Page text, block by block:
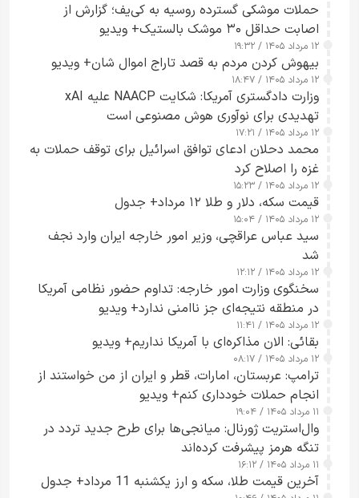
حملات موشکی گسترده روسیه به کی‌یف؛ گزارش از
اصابت حداقل ۳۰ موشک بالستیک+ ویدیو
۱۲ مرداد ۱۴۰۵ / ۱۹:۳۲
بیهوش کردن مردم به قصد تاراج اموال شان+ ویدیو
۱۲ مرداد ۱۴۰۵ / ۱۸:۴۷
وزارت دادگستری آمریکا: شکایت NAACP علیه xAI
تهدیدی برای نوآوری هوش مصنوعی است
۱۲ مرداد ۱۴۰۵ / ۱۷:۲۱
محمد دحلان ادعای توافق اسرائیل برای توقف حملات به
غزه را اصلاح کرد
۱۲ مرداد ۱۴۰۵ / ۱۵:۲۳
قیمت سکه، دلار و طلا ۱۲ مرداد+ جدول
۱۲ مرداد ۱۴۰۵ / ۱۵:۰۴
سید عباس عراقچی، وزیر امور خارجه ایران وارد نجف
شد
۱۲ مرداد ۱۴۰۵ / ۱۲:۱۲
سخنگوی وزارت امور خارجه: تداوم حضور نظامی آمریکا
در منطقه نتیجه‌ای جز ناامنی ندارد+ ویدیو
۱۲ مرداد ۱۴۰۵ / ۱۱:۴۱
بقائی: الان مذاکره‌ای با آمریکا نداریم+ ویدیو
۱۲ مرداد ۱۴۰۵ / ۰۸:۱۷
ترامپ: عربستان، امارات، قطر و ایران از من خواستند از
انجام حملات خودداری کنم+ ویدیو
۱۱ مرداد ۱۴۰۵ / ۱۹:۰۴
وال‌استریت ژورنال: میانجی‌ها برای طرح جدید تردد در
تنگه هرمز پیشرفت کرده‌اند
۱۱ مرداد ۱۴۰۵ / ۱۶:۱۲
آخرین قیمت طلا، سکه و ارز یکشنبه 11 مرداد+ جدول